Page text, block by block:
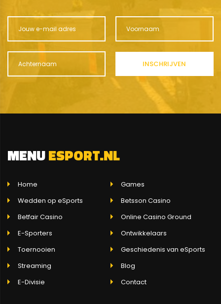
MENUESPORT.NL
Home
Games
Wedden op eSports
Betsson Casino
Betfair Casino
Online Casino Ground
E-Sporters
Ontwikkelaars
Toernooien
Geschiedenis van eSports
Streaming
Blog
E-Divisie
Contact